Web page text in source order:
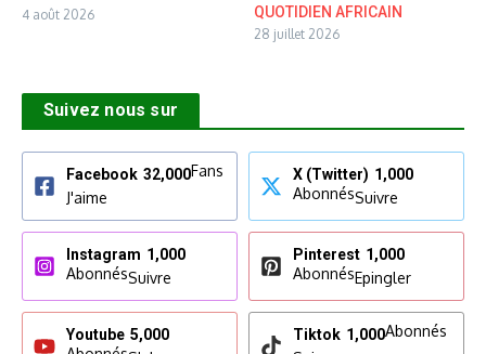
4 août 2026
QUOTIDIEN AFRICAIN
28 juillet 2026
Suivez nous sur
Facebook 32,000Fans
J'aime
X (Twitter) 1,000
AbonnésSuivre
Instagram 1,000
AbonnésSuivre
Pinterest 1,000
AbonnésEpingler
Youtube 5,000 Tiktok 1,000Abonnés